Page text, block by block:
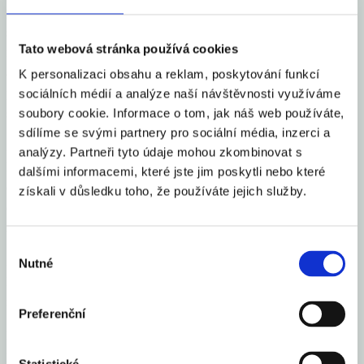
Tato webová stránka používá cookies
K personalizaci obsahu a reklam, poskytování funkcí
sociálních médií a analýze naší návštěvnosti využíváme
soubory cookie. Informace o tom, jak náš web používáte,
sdílíme se svými partnery pro sociální média, inzerci a
analýzy. Partneři tyto údaje mohou zkombinovat s
dalšími informacemi, které jste jim poskytli nebo které
získali v důsledku toho, že používáte jejich služby.
souhlasu
Nutné
Preferenční
produktů, a ne vždy nestranně,“ říká Michal Macenauer, ředitel
nepreferuje žádné dodavatele a zaručuje zcela nezávislé porovnání
aktuálních cenových nabídek elektřiny a plynu. Zájemcům nabídne
přesnější porovnání cen i díky možnosti zohlednit průběh jejich
spotřeby v čase.“
Změny obsažené v novele LEX OZE III přináší zákazníkům nejen
lepší orientaci na trhu, ale i vyšší bezpečnost. Index zajištění
obchodníka umožní spotřebitelům nahlédnout, do jaké míry má
Zákon také zamezí tzv. řetězení licencí, kdy nepoctiví obchodníci,
kteří v minulosti zakládali nové firmy a převáděli zákazníky mezi
připravuje potřebné vyhlášky a metodiky, které projdou veřejnými